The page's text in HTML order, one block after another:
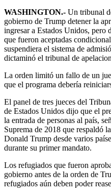
WASHINGTON.- Un tribunal
gobierno de Trump detener la
ingresar a Estados Unidos, pero
que fueron aceptadas
suspendiera el sistema de
dictaminó el tribunal de
La orden limitó un fallo de un
que el programa debería
El panel de tres jueces del
de Estados Unidos dijo que el
la entrada de personas al país,
Suprema de 2018 que respaldó
Donald Trump desde varios
durante su primer mandato.
Los refugiados que fueron
gobierno antes de la orden de
refugiados aún deben poder